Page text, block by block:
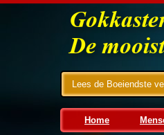
Lees de Boeiendste
Home